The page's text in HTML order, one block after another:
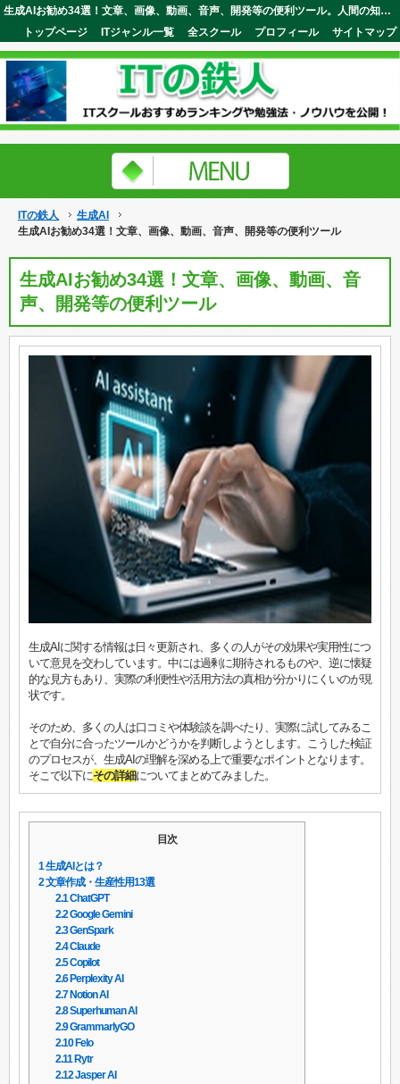
生成AIお勧め34選！文章、画像、動画、音声、開発等の便利ツール。人間の知能や判断を補助代替するソフトウェアやシステム。ITの鉄人
サイトマップ
プロフィール
全スクール
ITジャンル一覧
トップページ
ITの鉄人
生成AI
生成AIお勧め34選！文章、画像、動画、音声、開発等の便利ツール
生成AIお勧め34選！文章、画像、動画、音
声、開発等の便利ツール
生成AIに関する情報は日々更新され、多くの人がその効果や実用性につ
いて意見を交わしています。中には過剰に期待されるものや、逆に懐疑
的な見方もあり、実際の利便性や活用方法の真相が分かりにくいのが現
状です。
そのため、多くの人は口コミや体験談を調べたり、実際に試してみるこ
とで自分に合ったツールかどうかを判断しようとします。こうした検証
のプロセスが、生成AIの理解を深める上で重要なポイントとなります。
そこで以下にその詳細についてまとめてみました。
目次
1生成AIとは？
2文章作成・生産性用13選
2.1ChatGPT
2.2Google Gemini
2.3GenSpark
2.4Claude
2.5Copilot
2.6Perplexity AI
2.7Notion AI
2.8Superhuman AI
2.9GrammarlyGO
2.10Felo
2.11Rytr
2.12Jasper AI